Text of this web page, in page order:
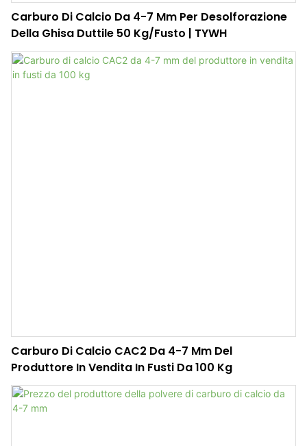
Carburo Di Calcio Da 4-7 Mm Per Desolforazione
Della Ghisa Duttile 50 Kg/fusto | TYWH
Carburo Di Calcio CAC2 Da 4-7 Mm Del
Produttore In Vendita In Fusti Da 100 Kg